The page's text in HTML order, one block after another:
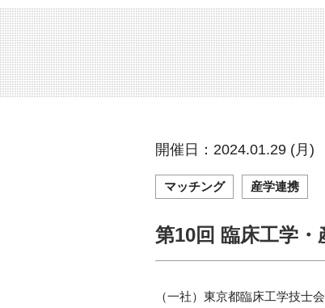
イベント一覧
LINK-J主催・共催
LINK-J協賛・協力
Out of Box相談室
インタビュー・コラム一覧
スペシャルインタビュー
連載コラム
ニュース一覧
トピック
メディア情報
協賛・協力
理事長挨拶
国内外連携
組織概要
特別会員一覧
専用メニューはこちら
ラウンジ・会議室
アクセス
開催日：2024.01.29 (月)
マッチング 産学連携
第10回 臨床工学
（一社）東京都臨床工学技士